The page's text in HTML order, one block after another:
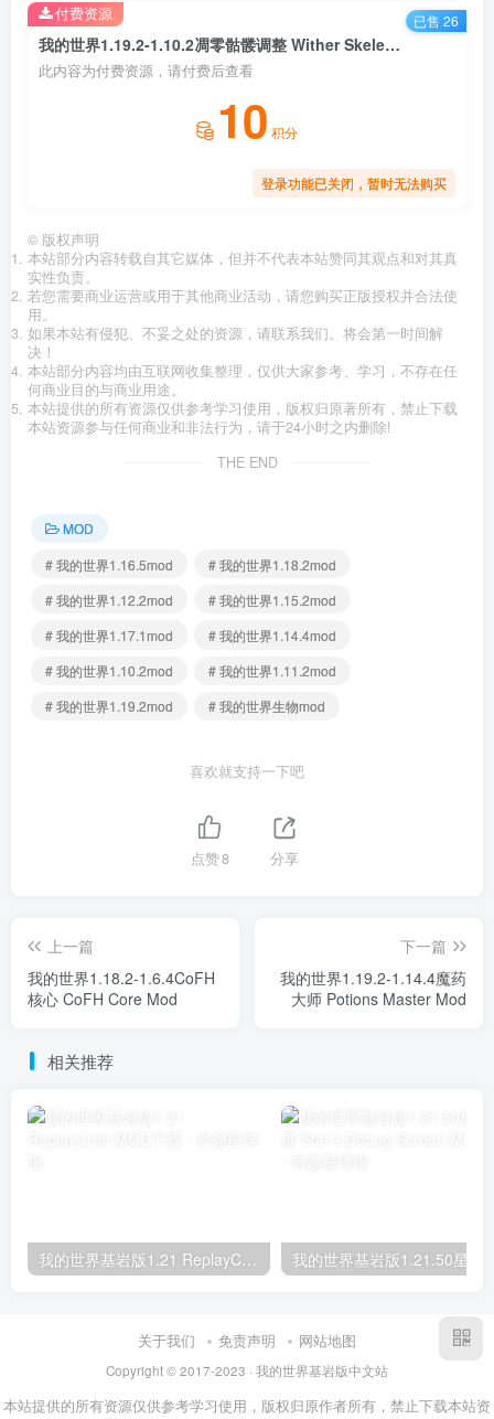
我的世界1.19.2-1.10.2凋零骷髅调整 Wither Skeleton Tweaks MOD
此内容为付费资源，请付费后查看
10 积分
登录功能已关闭，暂时无法购买
付费资源 已售 26
© 版权声明
本站部分内容转载自其它媒体，但并不代表本站赞同其观点和对其真
实性负责。
若您需要商业运营或用于其他商业活动，请您购买正版授权并合法使
用。
如果本站有侵犯、不妥之处的资源，请联系我们。将会第一时间解
决！
本站部分内容均由互联网收集整理，仅供大家参考、学习，不存在任
何商业目的与商业用途。
本站提供的所有资源仅供参考学习使用，版权归原著所有，禁止下载
本站资源参与任何商业和非法行为，请于24小时之内删除!
THE END
MOD
# 我的世界1.16.5mod
# 我的世界1.18.2mod
# 我的世界1.12.2mod
# 我的世界1.15.2mod
# 我的世界1.17.1mod
# 我的世界1.14.4mod
# 我的世界1.10.2mod
# 我的世界1.11.2mod
# 我的世界1.19.2mod
# 我的世界生物mod
喜欢就支持一下吧
点赞8 分享
上一篇
我的世界1.18.2-1.6.4CoFH
核心 CoFH Core Mod
下一篇
我的世界1.19.2-1.14.4魔药
大师 Potions Master Mod
相关推荐
我的世界基岩版1.21 ReplayCraft MOD下载
关于我们 免责声明 网站地图
Copyright © 2017-2023 · 我的世界基岩版中文站
本站提供的所有资源仅供参考学习使用，版权归原作者所有，禁止下载本站资